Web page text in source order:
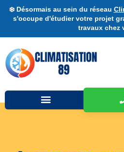
❄️ Désormais au sein du réseau
s'occupe d'étudier votre projet
travaux chez